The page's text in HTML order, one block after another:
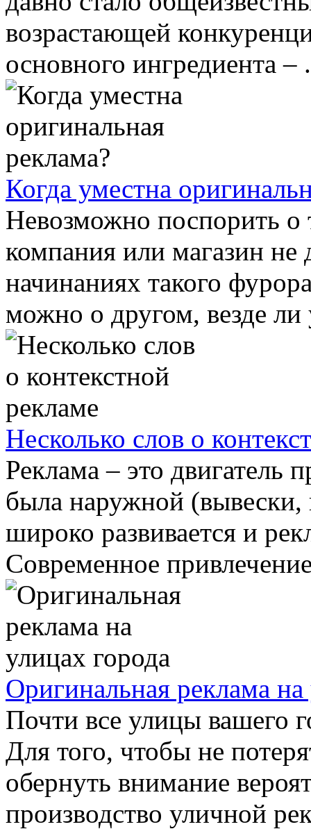
возрастающей
основного ингредиента –
Когда уместна
Невозможно поспорить о
компания или магазин не
начинаниях такого
можно о другом, везде ли
Несколько слов о
Реклама – это двигатель
была наружной (вывески,
широко развивается и
Современное
Оригинальная реклама на
Почти все улицы вашего
Для того, чтобы не
обернуть внимание
производство уличной